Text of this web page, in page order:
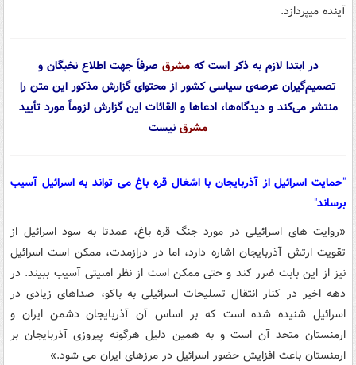
آینده میپردازد.
در ابتدا لازم به ذکر است کهمشرق صرفاً جهت اطلاع نخبگان و
تصمیم‌گیران عرصه‌ی سیاسی کشور از محتوای گزارش مذکور این متن را
منتشر می‌کند و دیدگاه‌ها، ادعاها و القائات این گزارش لزوماً مورد تأیید
مشرق نیست
"حمایت اسرائیل از آذربایجان با اشغال قره باغ می تواند به اسرائیل آسیب
برساند"
«روایت های اسرائیلی در مورد جنگ قره باغ، عمدتا به سود اسرائیل از
تقویت ارتش آذربایجان اشاره دارد، اما در درازمدت، ممکن است اسرائیل
نیز از این بابت ضرر کند و حتی ممکن است از نظر امنیتی آسیب ببیند. در
دهه اخیر در کنار انتقال تسلیحات اسرائیلی به باکو، صداهای زیادی در
اسرائیل شنیده شده است که بر اساس آن آذربایجان دشمن ایران و
ارمنستان متحد آن است و به همین دلیل هرگونه پیروزی آذربایجان بر
ارمنستان باعث افزایش حضور اسرائیل در مرزهای ایران می شود.»